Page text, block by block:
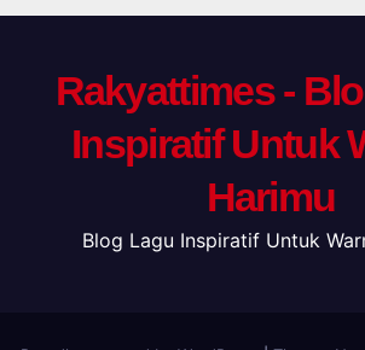
Rakyattimes -
Inspiratif Untuk
Harimu
Blog Lagu Inspiratif Untuk